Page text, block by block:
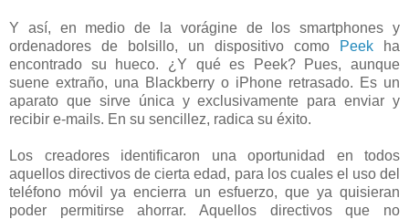
Y así, en medio de la vorágine de los smartphones y
ordenadores de bolsillo, un dispositivo como
Peek ha
encontrado su hueco. ¿Y qué es Peek? Pues, aunque
suene extraño, una Blackberry o iPhone retrasado. Es un
aparato que sirve única y exclusivamente para enviar y
recibir e-mails. En su sencillez, radica su éxito.
Los creadores identificaron una oportunidad en todos
aquellos directivos de cierta edad, para los cuales el uso del
teléfono móvil ya encierra un esfuerzo, que ya quisieran
poder permitirse ahorrar. Aquellos directivos que no